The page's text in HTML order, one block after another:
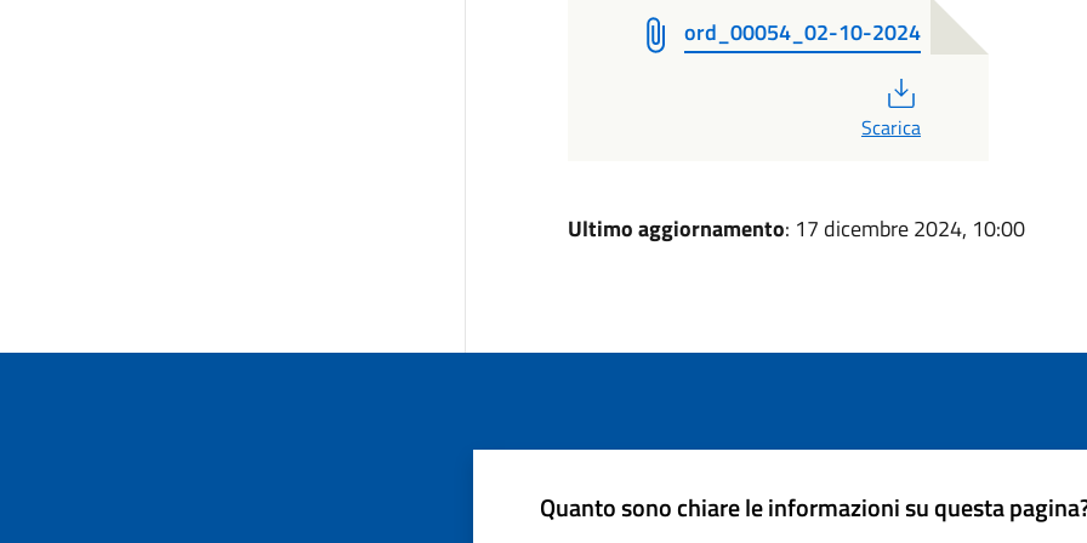
ord_00054_02-10-2024
Scarica
Ultimo aggiornamento: 17 dicembre 2024, 10:00
Quanto sono chiare le informazioni su questa